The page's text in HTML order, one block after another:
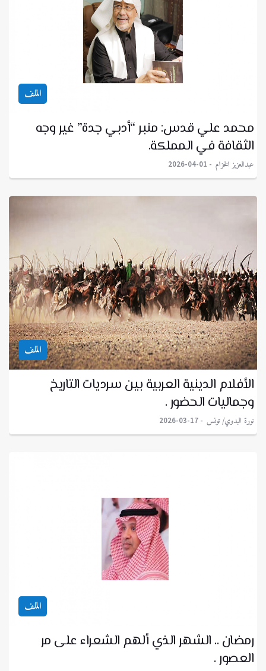
الملف
محمد علي قدس: منبر “أدبي جدة” غير وجه
الثقافة في المملكة.
عبدالعزيز الخزام 2026-04-01
الملف
الأفلام الدينية العربية بين سرديات التاريخ
وجماليات الحضور .
نورة البدوي/ تونس 2026-03-17
الملف
رمضان .. الشهر الذي ألهم الشعراء على مر
العصور .